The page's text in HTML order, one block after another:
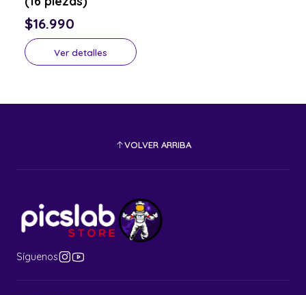
$16.990
Ver detalles
VOLVER ARRIBA
Síguenos